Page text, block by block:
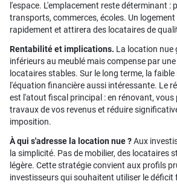
l'espace. L'emplacement reste déterminant :
transports, commerces, écoles. Un
rapidement et attirera des locataires de
Rentabilité et implications. La location nue
inférieurs au meublé mais compense par
locataires stables. Sur le long terme, la
l'équation financière aussi intéressante. Le
est l'atout fiscal principal : en rénovant, vous
travaux de vos revenus et réduire
imposition.
À qui s'adresse la location nue ?Aux
la simplicité. Pas de mobilier, des locataires
légère. Cette stratégie convient aux profils
investisseurs qui souhaitent utiliser le